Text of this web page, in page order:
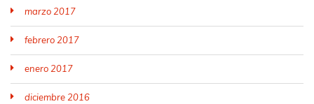
marzo 2017
febrero 2017
enero 2017
diciembre 2016